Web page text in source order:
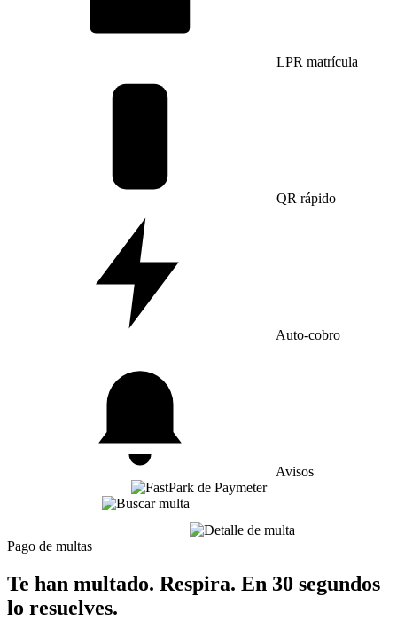
LPR matrícula
QR rápido
Auto-cobro
Avisos
Pago de multas
Te han multado. Respira. En 30 segundos
lo resuelves.